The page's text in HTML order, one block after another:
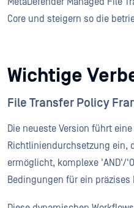
Core und steigern so die
Wichtige
File Transfer Policy
Die neueste Version führt
Richtliniendurchsetzung ein,
ermöglicht, komplexe 'AND'/
Bedingungen für ein